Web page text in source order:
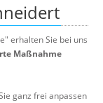
erhalten Sie bei uns
Maßnahme
ganz frei anpassen